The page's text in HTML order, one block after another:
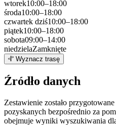
wtorek10:00–18:00
środa10:00–18:00
czwartek dziś10:00–18:00
piątek10:00–18:00
sobota09:00–14:00
niedzielaZamknięte
+
−
Wyznacz trasę
Źródło danych
Zestawienie zostało
pozyskanych bezpośrednio za
obejmuje wyniki wyszukiwania